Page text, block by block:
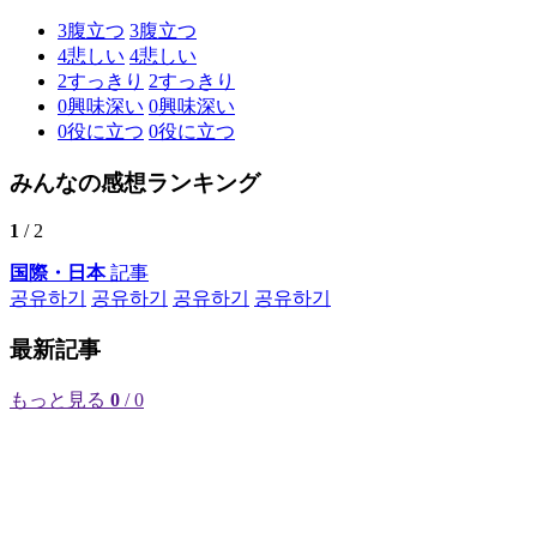
3腹立つ 3腹立つ
4悲しい 4悲しい
2すっきり 2すっきり
0興味深い 0興味深い
0役に立つ 0役に立つ
みんなの感想ランキング
1 / 2
国際・日本記事
공유하기
공유하기 공유하기 공유하기
最新記事
もっと見る 0 / 0